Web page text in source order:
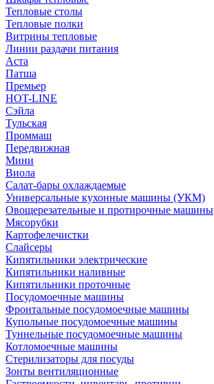
Тепловые столы
Тепловые полки
Витрины тепловые
Линии раздачи питания
Аста
Патша
Премьер
HOT-LINE
Сэйла
Тульская
Проммаш
Передвижная
Мини
Виола
Салат-бары охлаждаемые
Универсальные кухонные машины (УКМ)
Овощерезательные и протирочные машины
Мясорубки
Картофелечистки
Слайсеры
Кипятильники электрические
Кипятильники наливные
Кипятильники проточные
Посудомоечные машины
Фронтальные посудомоечные машины
Купольные посудомоечные машины
Туннельные посудомоечные машины
Котломоечные машины
Стерилизаторы для посуды
Зонты вентиляционные